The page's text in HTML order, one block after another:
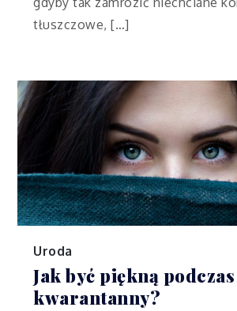
tłuszczowe, […]
Uroda
Jak być piękną podczas
kwarantanny?